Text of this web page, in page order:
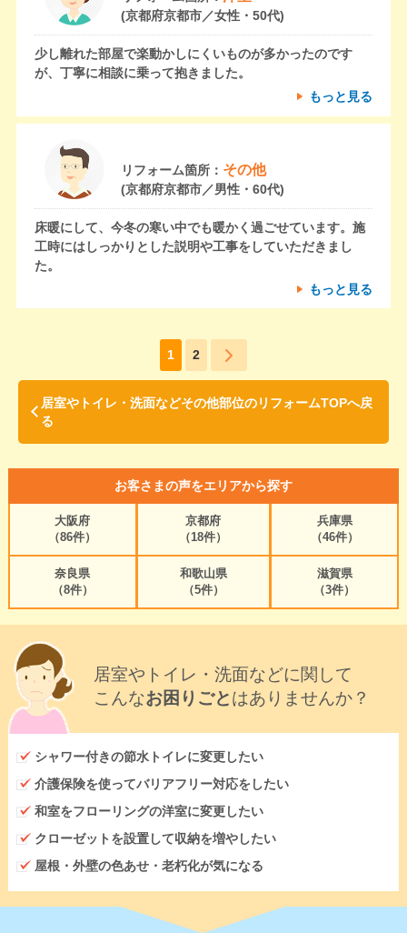
(京都府京都市／女性・50代)
少し離れた部屋で楽動かしにくいものが多かったのです
が、丁寧に相談に乗って抱きました。
もっと見る
リフォーム箇所： その他
(京都府京都市／男性・60代)
床暖にして、今冬の寒い中でも暖かく過ごせています。施
工時にはしっかりとした説明や工事をしていただきまし
た。
もっと見る
1 2
居室やトイレ・洗面などその他部位のリフォームTOPへ戻
る
お客さまの声をエリアから探す
大阪府
（86件）
京都府
（18件）
兵庫県
（46件）
奈良県
（8件）
和歌山県
（5件）
滋賀県
（3件）
居室やトイレ・洗面などに関して
こんなお困りごとはありませんか？
シャワー付きの節水トイレに変更したい
介護保険を使ってバリアフリー対応をしたい
和室をフローリングの洋室に変更したい
クローゼットを設置して収納を増やしたい
屋根・外壁の色あせ・老朽化が気になる